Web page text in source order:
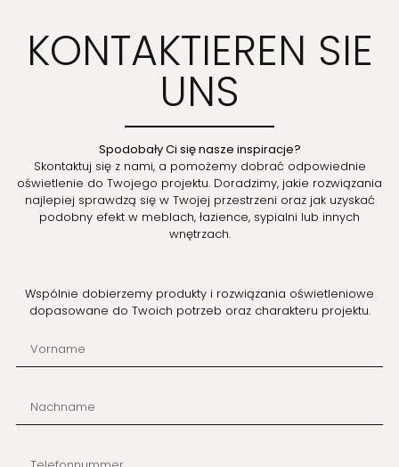
KONTAKTIEREN SIE
UNS
Spodobały Ci się nasze inspiracje?
Skontaktuj się z nami, a pomożemy dobrać odpowiednie
oświetlenie do Twojego projektu. Doradzimy, jakie rozwiązania
najlepiej sprawdzą się w Twojej przestrzeni oraz jak uzyskać
podobny efekt w meblach, łazience, sypialni lub innych
wnętrzach.
Wspólnie dobierzemy produkty i rozwiązania oświetleniowe
dopasowane do Twoich potrzeb oraz charakteru projektu.